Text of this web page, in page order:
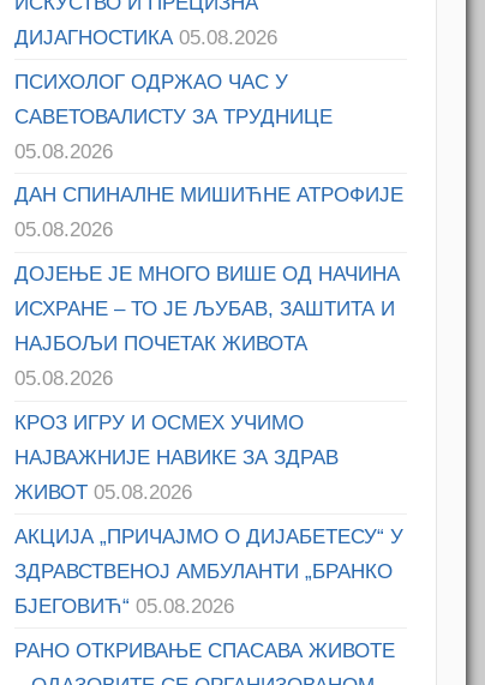
ДИЈАГНОСТИКА 05.08.2026
ПСИХОЛОГ ОДРЖАО ЧАС У
САВЕТОВАЛИСТУ ЗА ТРУДНИЦЕ
05.08.2026
ДАН СПИНАЛНЕ МИШИЋНЕ АТРОФИЈЕ
05.08.2026
ДОЈЕЊЕ ЈЕ МНОГО ВИШЕ ОД НАЧИНА
ИСХРАНЕ – ТО ЈЕ ЉУБАВ, ЗАШТИТА И
НАЈБОЉИ ПОЧЕТАК ЖИВОТА
05.08.2026
КРОЗ ИГРУ И ОСМЕХ УЧИМО
НАЈВАЖНИЈЕ НАВИКЕ ЗА ЗДРАВ
ЖИВОТ 05.08.2026
АКЦИЈА „ПРИЧАЈМО О ДИЈАБЕТЕСУ“ У
ЗДРАВСТВЕНОЈ АМБУЛАНТИ „БРАНКО
БЈЕГОВИЋ“ 05.08.2026
РАНО ОТКРИВАЊЕ СПАСАВА ЖИВОТЕ